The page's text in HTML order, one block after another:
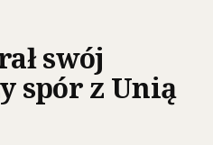
swój
spór z Unią